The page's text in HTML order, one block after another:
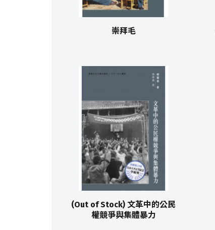
崇拜毛
(Out of Stock) 文革中的公民
權競爭與集體暴力